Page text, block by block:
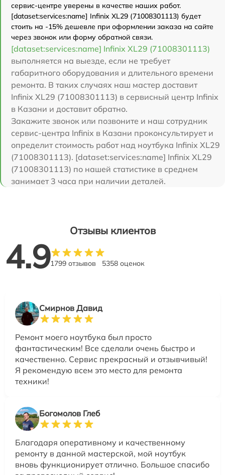
сервис-центре уверены в качестве наших работ.
[dataset:services:name] Infinix XL29 (71008301113) будет
стоить на -15% дешевле при оформлении заказа на сайте
через звонок или форму обратной связи.
[dataset:services:name] Infinix XL29 (71008301113)
выполняется на выезде, если не требует
габаритного оборудования и длительного времени
ремонта. В таких случаях наш мастер доставит
Infinix XL29 (71008301113) в сервисный центр Infinix
в Казани и доставит обратно.
Закажите звонок или позвоните и наш сотрудник
сервис-центра Infinix в Казани проконсультирует и
определит стоимость работ над ноутбука Infinix XL29
(71008301113). [dataset:services:name] Infinix XL29
(71008301113) по нашей статистике в среднем
занимает 3 часа при наличии деталей.
Отзывы клиентов
4.91799 отзывов 5358 оценок
Смирнов Давид
Ремонт моего ноутбука был просто
фантастическим! Все сделали очень быстро и
качественно. Сервис прекрасный и отзывчивый!
Я рекомендую всем это место для ремонта
техники!
Богомолов Глеб
Благодаря оперативному и качественному
ремонту в данной мастерской, мой ноутбук
вновь функционирует отлично. Большое спасибо